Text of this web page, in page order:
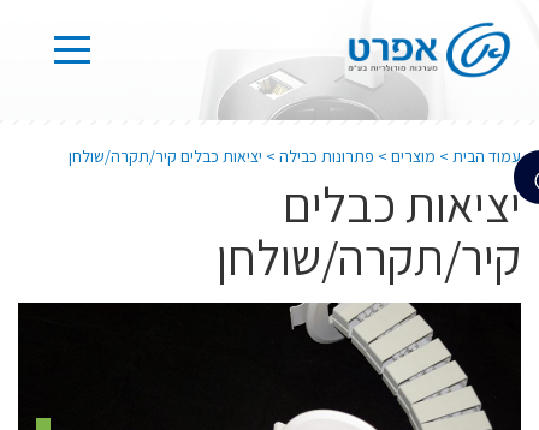
עמוד הבית> מוצרים> פתרונות כבילה> יציאות כבלים קיר/תקרה/שולחן
יציאות כבלים
קיר/תקרה/שולחן